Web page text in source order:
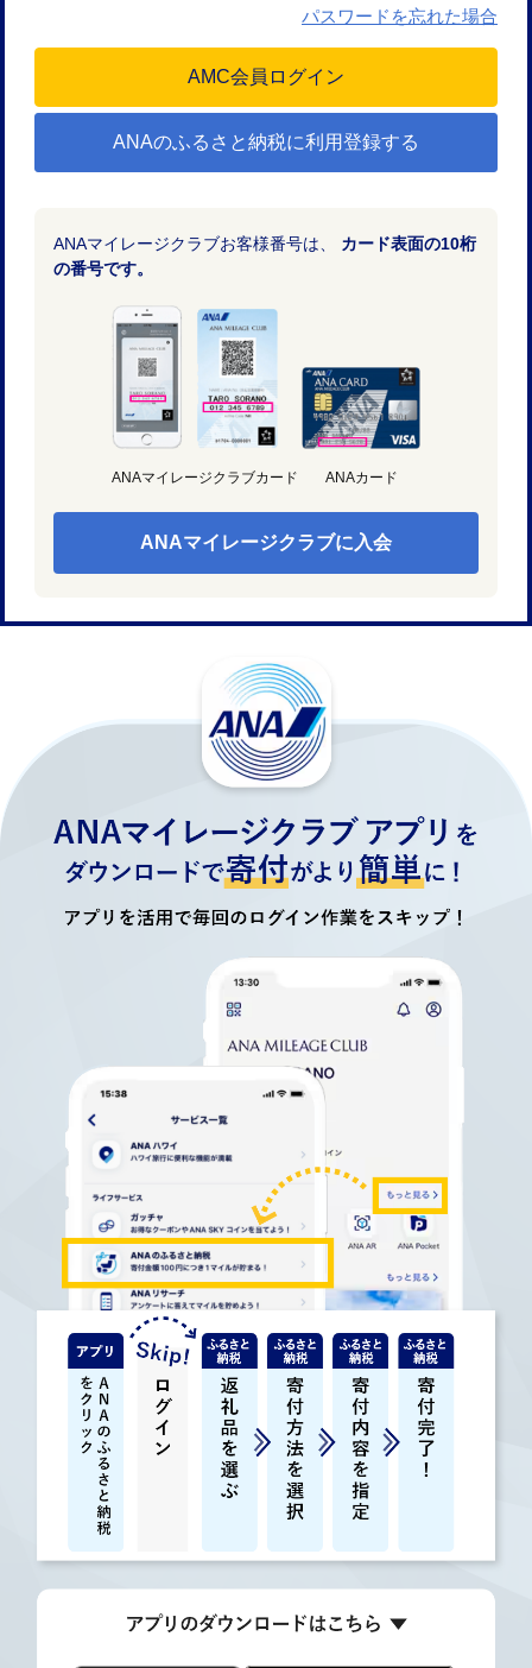
パスワードを忘れた場合
ANAのふるさと納税に利用登録する
ANAマイレージクラブお客様番号は、 カード表面の10桁
の番号です。
ANAマイレージクラブカード ANAカード
ANAマイレージクラブに入会